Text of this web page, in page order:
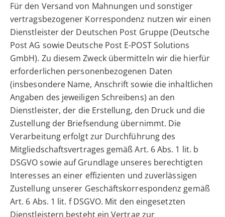
Für den Versand von Mahnungen und sonstiger
vertragsbezogener Korrespondenz nutzen wir einen
Dienstleister der Deutschen Post Gruppe (Deutsche
Post AG sowie Deutsche Post E-POST Solutions
GmbH). Zu diesem Zweck übermitteln wir die hierfür
erforderlichen personenbezogenen Daten
(insbesondere Name, Anschrift sowie die inhaltlichen
Angaben des jeweiligen Schreibens) an den
Dienstleister, der die Erstellung, den Druck und die
Zustellung der Briefsendung übernimmt. Die
Verarbeitung erfolgt zur Durchführung des
Mitgliedschaftsvertrages gemäß Art. 6 Abs. 1 lit. b
DSGVO sowie auf Grundlage unseres berechtigten
Interesses an einer effizienten und zuverlässigen
Zustellung unserer Geschäftskorrespondenz gemäß
Art. 6 Abs. 1 lit. f DSGVO. Mit den eingesetzten
Dienstleistern besteht ein Vertrag zur